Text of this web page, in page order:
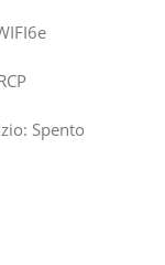
Spento